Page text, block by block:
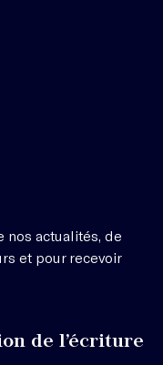
nos actualités, de
et pour recevoir
de l’écriture